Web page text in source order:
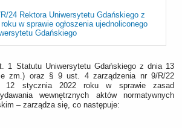
24 Rektora Uniwersytetu Gdańskiego z
w sprawie ogłoszenia ujednoliconego
Gdańskiego
1 Statutu Uniwersytetu Gdańskiego z dnia 13
zm.) oraz § 9 ust. 4 zarządzenia nr 9/R/22
12 stycznia 2022 roku w sprawie zasad
wewnętrznych aktów normatywnych
– zarządza się, co następuje: